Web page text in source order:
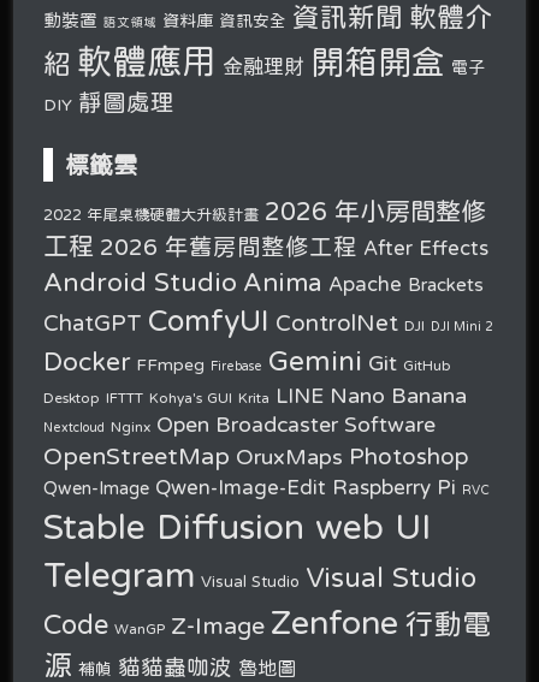
動裝置 語文領域 資料庫 資訊安全 資訊新聞 軟體介
紹 軟體應用 金融理財 開箱開盒 電子
DIY 靜圖處理
標籤雲
2022 年尾桌機硬體大升級計畫 2026 年小房間整修
工程 2026 年舊房間整修工程 After Effects
Android Studio Anima Apache Brackets
ChatGPT ComfyUI ControlNet DJI DJI Mini 2
Docker FFmpeg Firebase Gemini Git GitHub
Desktop IFTTT Kohya's GUI Krita LINE Nano Banana
Nextcloud Nginx Open Broadcaster Software
OpenStreetMap OruxMaps Photoshop
Qwen-Image Qwen-Image-Edit Raspberry Pi RVC
Stable Diffusion web UI
Telegram Visual Studio Visual Studio
Code WanGP Z-Image Zenfone 行動電
源 補幀 貓貓蟲咖波 魯地圖